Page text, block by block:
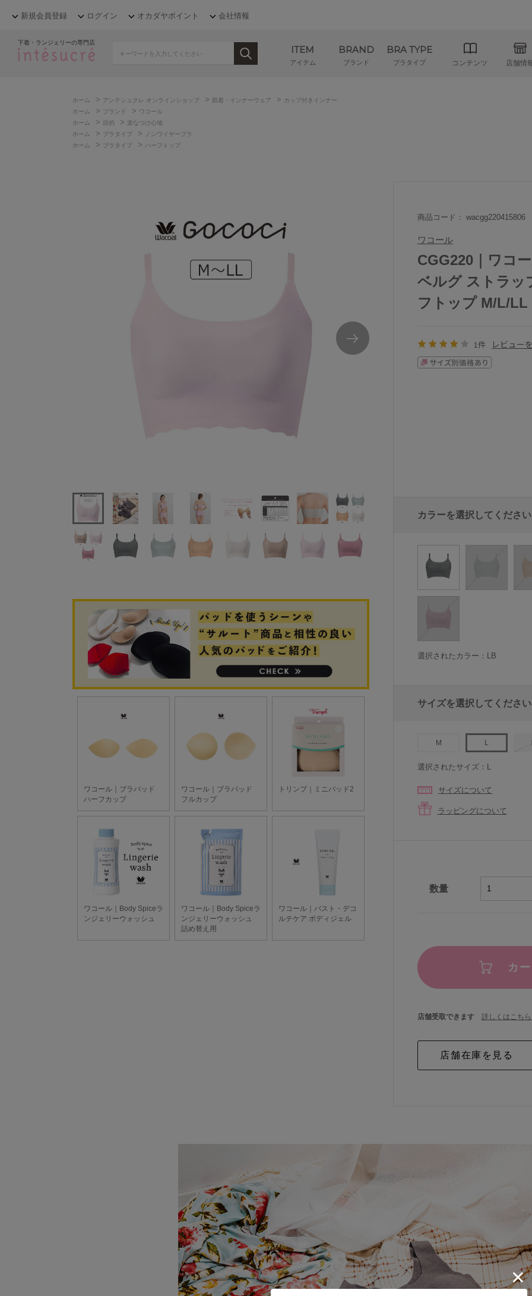
新規会員登録 ログイン オカダヤポイント 会社情報
下着・ランジェリーの専門店
ITEM
アイテム
BRAND
ブランド
BRA TYPE
ブラタイプ コンテンツ 店舗情
ホーム > アンテシュクレ オンラインショップ > 肌着・インナーウェア >
カップ付きインナー
ホーム
> ブランド > ワコール
ホーム
> 目的 > 楽なつけ心地
ホーム
> ブラタイプ >
ノンワイヤーブラ
ホーム
> ブラタイプ > ハーフトップ
商品コード： wacgg220415806
ワコール
CGG220｜ワコ
ベルグ ストラッ
フトップ M/L/LL
1件 レビュー
カラーを選択してください
選択されたカラー：LB
サイズを選択してください
M L
選択されたサイズ：L
サイズについて
ラッピングについて
数量
カ
店舗受取できます 詳しくはこち